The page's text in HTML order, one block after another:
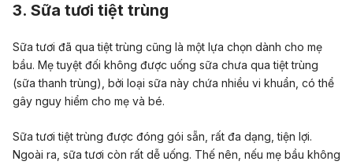
3. Sữa tươi tiệt trùng
Sữa tươi đã qua tiệt trùng cũng là một lựa chọn dành cho mẹ
bầu. Mẹ tuyệt đối không được uống sữa chưa qua tiệt trùng
(sữa thanh trùng), bởi loại sữa này chứa nhiều vi khuẩn, có thể
gây nguy hiểm cho mẹ và bé.
Sữa tươi tiệt trùng được đóng gói sẵn, rất đa dạng, tiện lợi.
Ngoài ra, sữa tươi còn rất dễ uống. Thế nên, nếu mẹ bầu không